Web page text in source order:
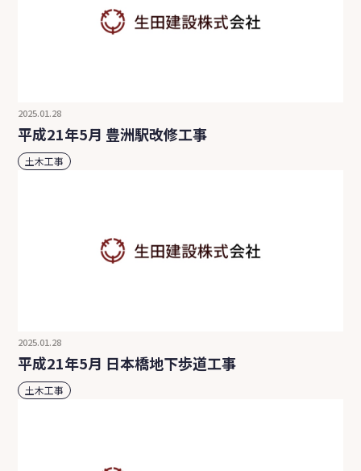
2025.01.28
平成21年5月 豊洲駅改修工事
土木工事
2025.01.28
平成21年5月 日本橋地下歩道工事
土木工事